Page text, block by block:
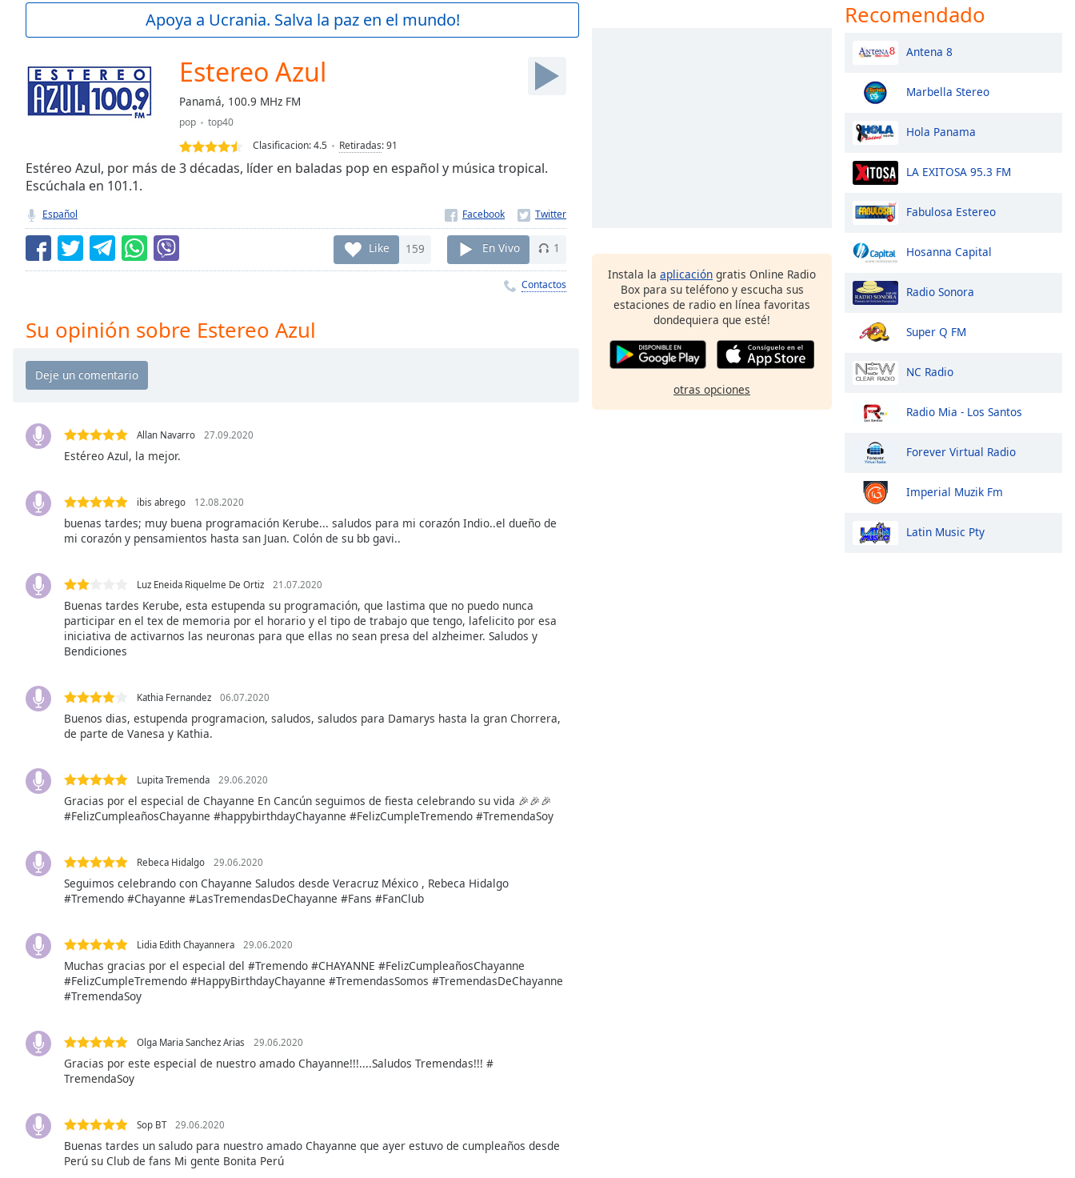
Current
Loaded
0.00%
Seek to
currently
LIVE
Remaining
Rate
Chapters
Chapters
Descriptions
descriptions
selected
settings
opens
subtitles
settings
dialog
subtitles
selected
Picture-
in-
Picture
modal
Beginning
cancel
window.
Apoya a Ucrania. Salva la paz en el mundo!
Estereo Azul
Panamá, 100.9 MHz FM
pop
top40
Clasificacion:4.5 Retiradas:91
Estéreo Azul, por más de 3 décadas, líder en baladas pop en español y música tropical.
Escúchala en 101.1.
Español
Like 159 En Vivo 1
Contactos
Su opinión sobre Estereo Azul
Allan Navarro 27.09.2020
Estéreo Azul, la mejor.
ibis abrego 12.08.2020
buenas tardes; muy buena programación Kerube... saludos para mi corazón Indio..el dueño de
mi corazón y pensamientos hasta san Juan. Colón de su bb gavi..
Luz Eneida Riquelme De Ortiz 21.07.2020
Buenas tardes Kerube, esta estupenda su programación, que lastima que no puedo nunca
participar en el tex de memoria por el horario y el tipo de trabajo que tengo, lafelicito por esa
iniciativa de activarnos las neuronas para que ellas no sean presa del alzheimer. Saludos y
Bendiciones
Kathia Fernandez 06.07.2020
Buenos dias, estupenda programacion, saludos, saludos para Damarys hasta la gran Chorrera,
de parte de Vanesa y Kathia.
Lupita Tremenda 29.06.2020
Gracias por el especial de Chayanne En Cancún seguimos de fiesta celebrando su vida 🎉🎉🎉
#FelizCumpleañosChayanne #happybirthdayChayanne #FelizCumpleTremendo #TremendaSoy
Rebeca Hidalgo 29.06.2020
Seguimos celebrando con Chayanne Saludos desde Veracruz México , Rebeca Hidalgo
#Tremendo #Chayanne #LasTremendasDeChayanne #Fans #FanClub
Lidia Edith Chayannera 29.06.2020
Muchas gracias por el especial del #Tremendo #CHAYANNE #FelizCumpleañosChayanne
#FelizCumpleTremendo #HappyBirthdayChayanne #TremendasSomos #TremendasDeChayanne
#TremendaSoy
Olga Maria Sanchez Arias 29.06.2020
Gracias por este especial de nuestro amado Chayanne!!!....Saludos Tremendas!!! #
TremendaSoy
Sop BT 29.06.2020
Buenas tardes un saludo para nuestro amado Chayanne que ayer estuvo de cumpleaños desde
Perú su Club de fans Mi gente Bonita Perú
Instala la aplicación gratis Online Radio
Box para su teléfono y escucha sus
estaciones de radio en línea favoritas
dondequiera que esté!
otras opciones
Recomendado
Antena 8
Marbella Stereo
Hola Panama
LA EXITOSA 95.3 FM
Fabulosa Estereo
Hosanna Capital
Radio Sonora
Super Q FM
NC Radio
Radio Mia - Los Santos
Forever Virtual Radio
Imperial Muzik Fm
Latin Music Pty